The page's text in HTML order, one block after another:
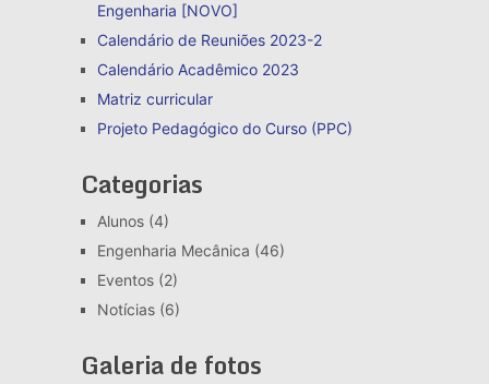
Engenharia [NOVO]
Calendário de Reuniões 2023-2
Calendário Acadêmico 2023
Matriz curricular
Projeto Pedagógico do Curso (PPC)
Categorias
Alunos(4)
Engenharia Mecânica (46)
Eventos(2)
Notícias(6)
Galeria de fotos